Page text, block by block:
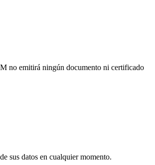
no emitirá ningún documento ni certificado
sus datos en cualquier momento.